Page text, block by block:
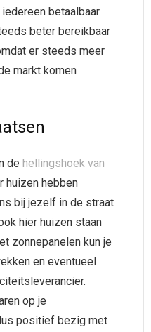
betaalbaar.
beter bereikbaar
er steeds meer
markt komen
de hellingshoek van
huizen hebben
bij jezelf in de straat
hier huizen staan
zonnepanelen kun je
en eventueel
op je
positief bezig met